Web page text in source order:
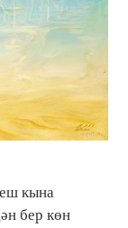
кына
бер көн